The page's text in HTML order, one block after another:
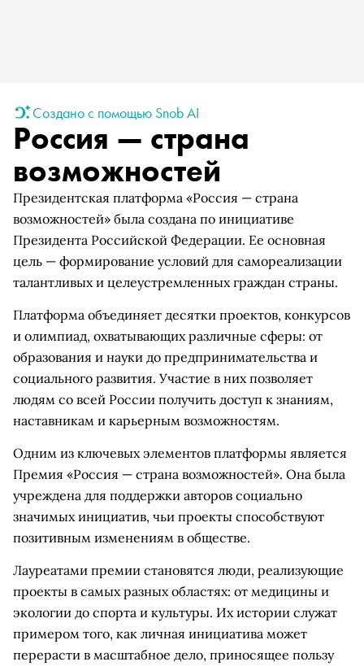
Создано с помощью Snob AI
Россия — страна
возможностей
Президентская платформа «Россия — страна
возможностей» была создана по инициативе
Президента Российской Федерации. Ее основная
цель — формирование условий для самореализации
талантливых и целеустремленных граждан страны.
Платформа объединяет десятки проектов, конкурсов
и олимпиад, охватывающих различные сферы: от
образования и науки до предпринимательства и
социального развития. Участие в них позволяет
людям со всей России получить доступ к знаниям,
наставникам и карьерным возможностям.
Одним из ключевых элементов платформы является
Премия «Россия — страна возможностей». Она была
учреждена для поддержки авторов социально
значимых инициатив, чьи проекты способствуют
позитивным изменениям в обществе.
Лауреатами премии становятся люди, реализующие
проекты в самых разных областях: от медицины и
экологии до спорта и культуры. Их истории служат
примером того, как личная инициатива может
перерасти в масштабное дело, приносящее пользу